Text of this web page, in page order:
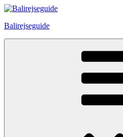
Skip
content
Balirejseguide